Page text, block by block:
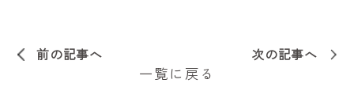
前の記事へ 次の記事へ
一覧に戻る